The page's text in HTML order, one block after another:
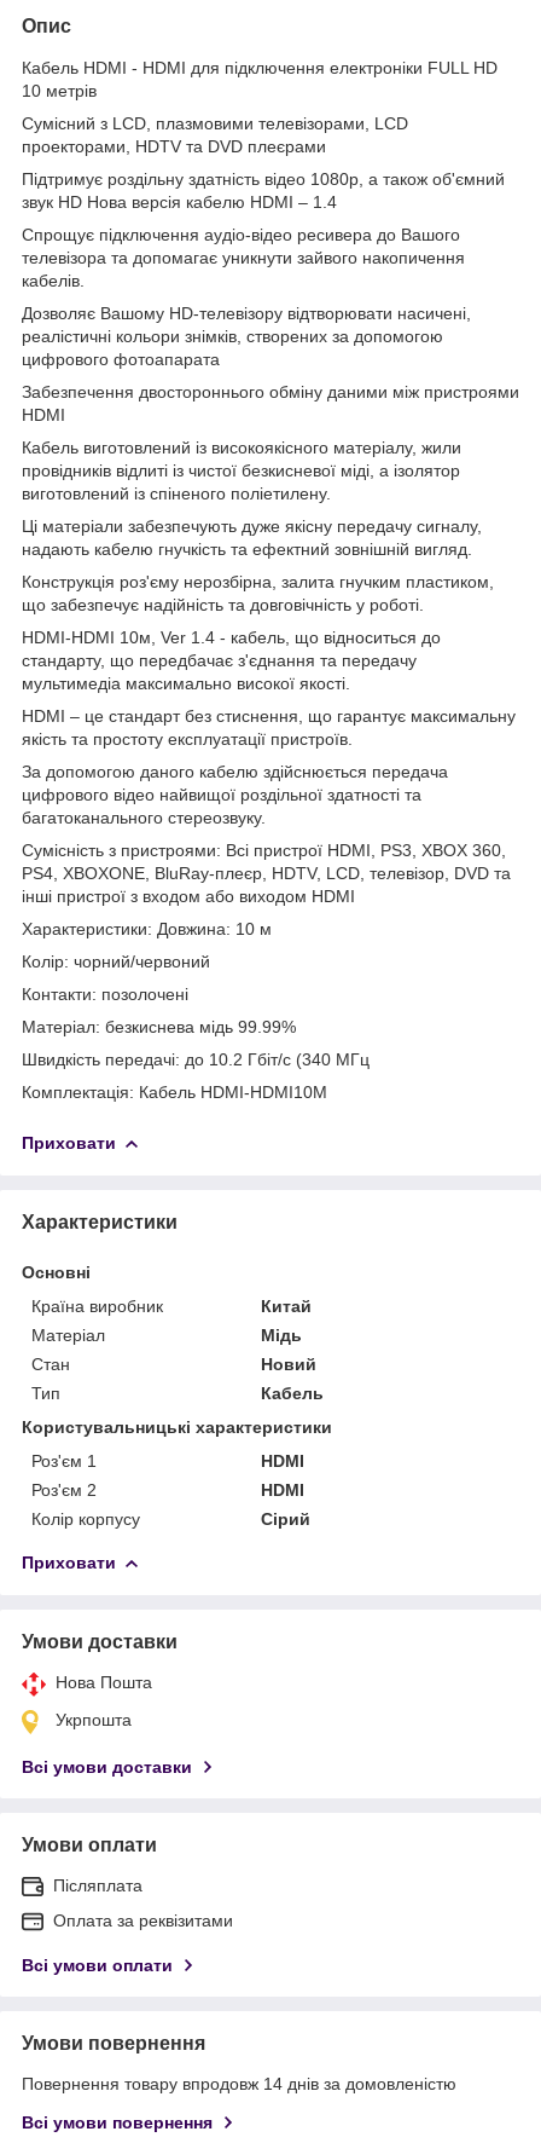
Опис
Кабель HDMI - HDMI для підключення електроніки FULL HD
10 метрів
Сумісний з LCD, плазмовими телевізорами, LCD
проекторами, HDTV та DVD плеєрами
Підтримує роздільну здатність відео 1080p, а також об'ємний
звук HD Нова версія кабелю HDMI – 1.4
Спрощує підключення аудіо-відео ресивера до Вашого
телевізора та допомагає уникнути зайвого накопичення
кабелів.
Дозволяє Вашому HD-телевізору відтворювати насичені,
реалістичні кольори знімків, створених за допомогою
цифрового фотоапарата
Забезпечення двостороннього обміну даними між пристроями
HDMI
Кабель виготовлений із високоякісного матеріалу, жили
провідників відлиті із чистої безкисневої міді, а ізолятор
виготовлений із спіненого поліетилену.
Ці матеріали забезпечують дуже якісну передачу сигналу,
надають кабелю гнучкість та ефектний зовнішній вигляд.
Конструкція роз'єму нерозбірна, залита гнучким пластиком,
що забезпечує надійність та довговічність у роботі.
HDMI-HDMI 10м, Ver 1.4 - кабель, що відноситься до
стандарту, що передбачає з'єднання та передачу
мультимедіа максимально високої якості.
HDMI – це стандарт без стиснення, що гарантує максимальну
якість та простоту експлуатації пристроїв.
За допомогою даного кабелю здійснюється передача
цифрового відео найвищої роздільної здатності та
багатоканального стереозвуку.
Сумісність з пристроями: Всі пристрої HDMI, PS3, XBOX 360,
PS4, XBOXONE, BluRay-плеєр, HDTV, LCD, телевізор, DVD та
інші пристрої з входом або виходом HDMI
Характеристики: Довжина: 10 м
Колір: чорний/червоний
Контакти: позолочені
Матеріал: безкиснева мідь 99.99%
Швидкість передачі: до 10.2 Гбіт/с (340 МГц
Комплектація: Кабель HDMI-HDMI10M
Приховати
Характеристики
Основні
Країна виробник
Китай
Матеріал
Мідь
Стан
Новий
Тип
Кабель
Користувальницькі характеристики
Роз'єм 1
HDMI
Роз'єм 2
HDMI
Колір корпусу
Сірий
Приховати
Умови доставки
Нова Пошта
Укрпошта
Всі умови доставки
Умови оплати
Післяплата
Оплата за реквізитами
Всі умови оплати
Умови повернення
Повернення товару впродовж 14 днів за домовленістю
Всі умови повернення